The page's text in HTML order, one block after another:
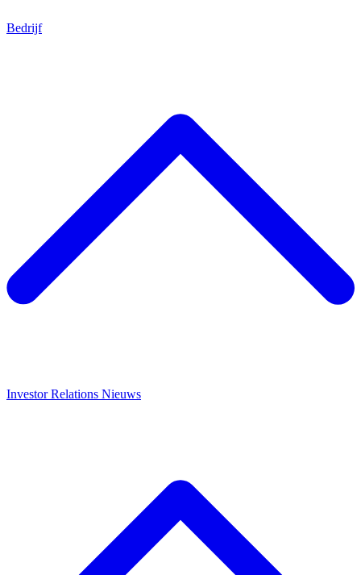
Bedrijf
Investor Relations Nieuws